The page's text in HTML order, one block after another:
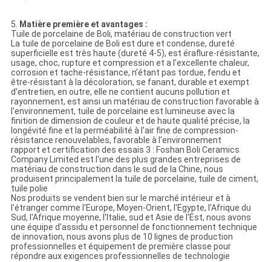
5. Matière première et avantages :
Tuile de porcelaine de Boli, matériau de construction vert
La tuile de porcelaine de Boli est dure et condense, dureté
superficielle est très haute (dureté 4-5), est éraflure-résistante,
usage, choc, rupture et compression et a l'excellente chaleur,
corrosion et tache-résistance, n'étant pas tordue, fendu et
être-résistant à la décoloration, se fanant, durable et exempt
d'entretien, en outre, elle ne contient aucuns pollution et
rayonnement, est ainsi un matériau de construction favorable à
l'environnement, tuile de porcelaine est lumineuse avec la
finition de dimension de couleur et de haute qualité précise, la
longévité fine et la perméabilité à l'air fine de compression-
résistance renouvelables, favorable à l'environnement
rapport et certification des essais 3 : Foshan Boli Ceramics
Company Limited est l'une des plus grandes entreprises de
matériau de construction dans le sud de la Chine, nous
produisent principalement la tuile de porcelaine, tuile de ciment,
tuile polie
Nos produits se vendent bien sur le marché intérieur et à
l'étranger comme l'Europe, Moyen-Orient, l'Egypte, l'Afrique du
Sud, l'Afrique moyenne, l'Italie, sud et Asie de l'Est, nous avons
une équipe d'assidu et personnel de fonctionnement technique
de innovation, nous avons plus de 10 lignes de production
professionnelles et équipement de première classe pour
répondre aux exigences professionnelles de technologie